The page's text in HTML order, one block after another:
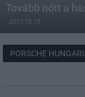
Tovább nőtt a
2017.10.19
PORSCHE